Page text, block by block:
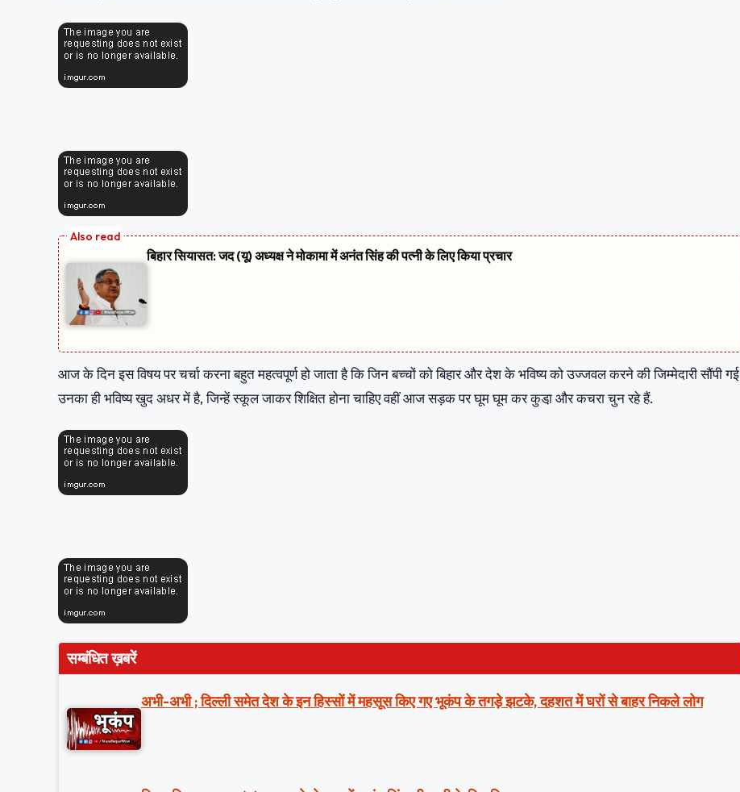
बिहार सियासत: जद (यू) अध्यक्ष ने मोकामा में अनंत सिंह की पत्नी के लिए किया प्रचार
आज के दिन इस विषय पर चर्चा करना बहुत महत्वपूर्ण हो जाता है कि जिन बच्चों को बिहार और देश के भविष्य को उज्जवल करने की जिम्मेदारी सौंपी गई
उनका ही भविष्य खुद अधर में है, जिन्हें स्कूल जाकर शिक्षित होना चाहिए वहीं आज सड़क पर घूम घूम कर कुडा़ और कचरा चुन रहे हैं.
सम्बंधित ख़बरें
अभी-अभी ; दिल्ली समेत देश के इन हिस्सों में महसूस किए गए भूकंप के तगड़े झटके, दहशत में घरों से बाहर निकले लोग